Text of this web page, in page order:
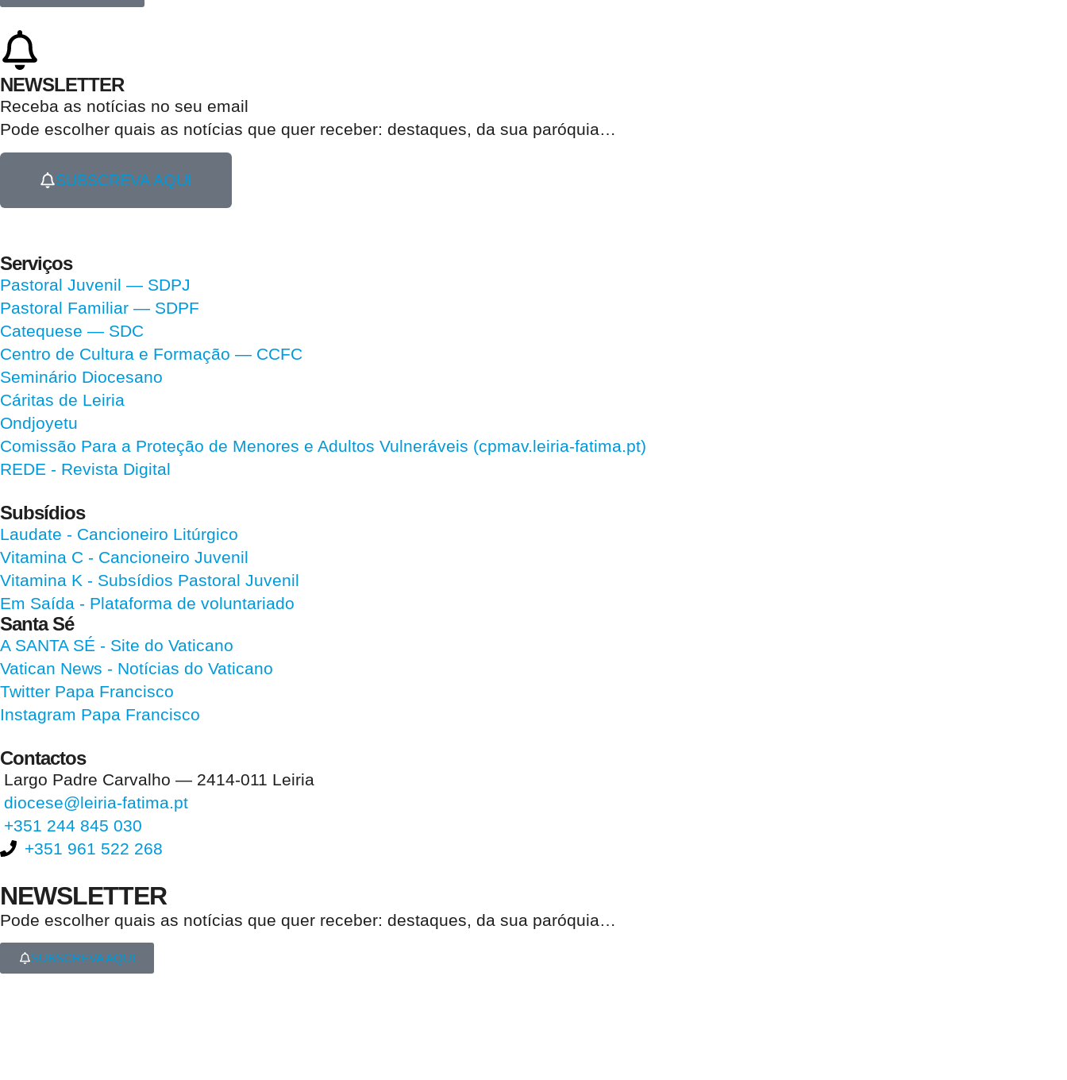
NEWSLETTER
Receba as notícias no seu email​
Pode escolher quais as notícias que quer receber: destaques, da sua paróquia…
SUBSCREVA AQUI
Serviços
Pastoral Juvenil — SDPJ
Pastoral Familiar — SDPF
Catequese — SDC
Centro de Cultura e Formação — CCFC
Seminário Diocesano
Cáritas de Leiria
Ondjoyetu
Comissão Para a Proteção de Menores e Adultos Vulneráveis (cpmav.leiria-fatima.pt)
REDE - Revista Digital
Subsídios
Laudate - Cancioneiro Litúrgico
Vitamina C - Cancioneiro Juvenil
Vitamina K - Subsídios Pastoral Juvenil
Em Saída - Plataforma de voluntariado
Santa Sé
A SANTA SÉ - Site do Vaticano
Vatican News - Notícias do Vaticano
Twitter Papa Francisco
Instagram Papa Francisco
Contactos
Largo Padre Carvalho — 2414-011 Leiria
diocese@leiria-fatima.pt
+351 244 845 030
+351 961 522 268
NEWSLETTER
Pode escolher quais as notícias que quer receber: destaques, da sua paróquia…
SUBSCREVA AQUI